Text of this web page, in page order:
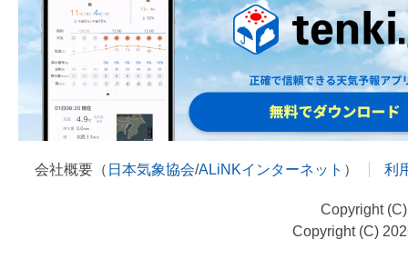
会社概要（ 日本気象協会/ALiNKインターネット ） 利
Copyright
Copyright (C)